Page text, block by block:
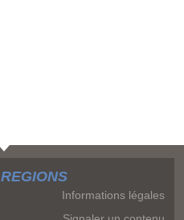
REGIONS
Informations légales